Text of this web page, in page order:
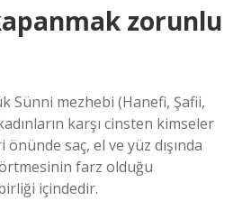
zorunlu
Sünni mezhebi (Hanefi, Şafii,
karşı cinsten kimseler
saç, el ve yüz dışında
farz olduğu
içindedir.